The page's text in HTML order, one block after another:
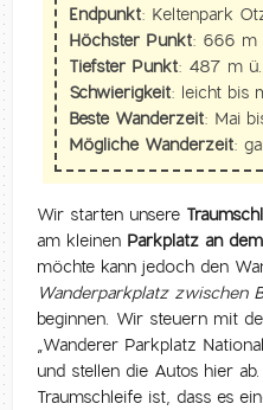
Endpunkt: Keltenpark
Höchster Punkt: 666 m
Tiefster Punkt: 487 m
Schwierigkeit: leicht bis
Beste Wanderzeit: Mai
Mögliche Wanderzeit:
Wir starten unsere
am kleinen Parkplatz an
möchte kann jedoch den
Wanderparkplatz zwischen
beginnen. Wir steuern mit
„Wanderer Parkplatz
und stellen die Autos hier
Traumschleife ist, dass es